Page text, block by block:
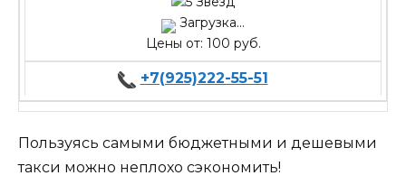
Загрузка...
Цены от: 100 руб.
+7(925)222-55-51
Пользуясь самыми бюджетными и дешевыми
такси можно неплохо сэкономить!